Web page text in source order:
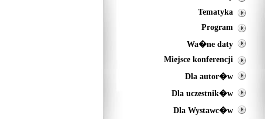
Tematyka
Program
Wa�ne daty
Miejsce konferencji
Dla autor�w
Dla uczestnik�w
Dla Wystawc�w